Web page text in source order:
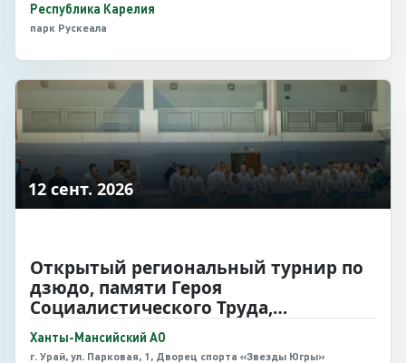
Республика Карелия
парк Рускеала
12 сент. 2026
Открытый региональный турнир по
дзюдо, памяти Героя
Социалистического Труда,
первооткрывателя Шаимской нефти
Семена Никитича Урусова
Ханты-Мансийский АО
г. Урай, ул. Парковая, 1, Дворец спорта «Звезды Югры»